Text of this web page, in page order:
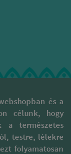
és a
célunk, hogy
a természetes
testre, lélekre
folyamatosan